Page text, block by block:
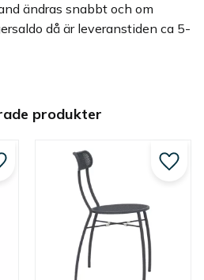
ändras snabbt och om
då är leveranstiden ca 5-
produkter
till i favoriter Lägg